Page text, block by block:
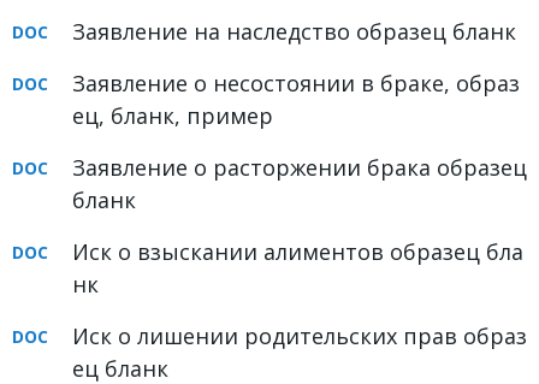
Заявление на наследство образец бланк
Заявление о несостоянии в браке, образ
ец, бланк, пример
Заявление о расторжении брака образец
бланк
Иск о взыскании алиментов образец бла
нк
Иск о лишении родительских прав образ
ец бланк
+7 (800) 511-86-74